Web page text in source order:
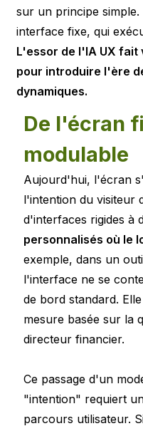
sur un principe
interface fixe, qui
L'essor de l'IA UX fait
pour introduire l'ère
dynamiques.
De l'écran
modulable
Aujourd'hui, l'écran
l'intention du visiteur
d'interfaces rigides à
personnalisés où le
exemple, dans un
l'interface ne se
de bord standard.
mesure basée sur la
directeur financier.
Ce passage d'un
"intention" requiert
parcours utilisateur.